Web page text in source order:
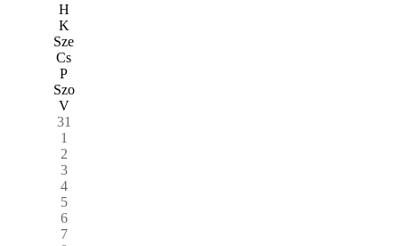
H
K
Sze
Cs
P
Szo
V
31
1
2
3
4
5
6
7